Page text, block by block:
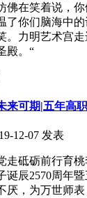
佛在笑着说，
了你们脑海中
。力明艺术宫
殿。“
来可期|五年高
12-07 发表
走砥砺前行育
诞辰2570周年
厌，为万世师表